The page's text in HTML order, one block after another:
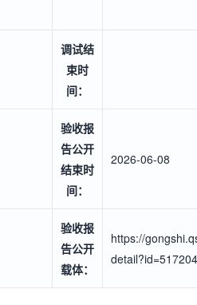
调试结
束时
间：
验收报
告公开
结束时
间：
2026-06-08
验收报
告公开
载体：
https://
detail?id=517204